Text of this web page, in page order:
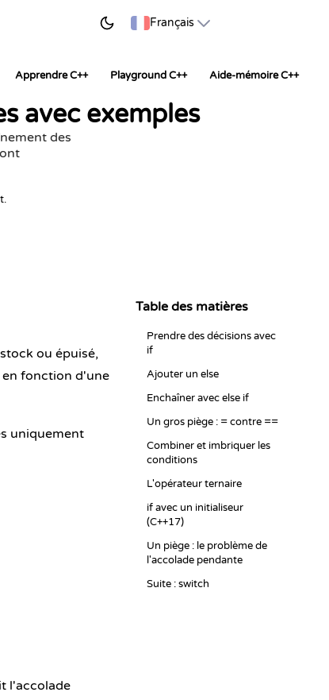
Français
Apprendre C++ Playground C++ Aide-mémoire C++
avec exemples
des
ou épuisé,
en fonction d'une
uniquement
l'accolade
Table des matières
Prendre des décisions avec
if
Ajouter un else
Enchaîner avec else if
Un gros piège : = contre ==
Combiner et imbriquer les
conditions
L'opérateur ternaire
if avec un initialiseur
(C++17)
Un piège : le problème de
l'accolade pendante
Suite : switch